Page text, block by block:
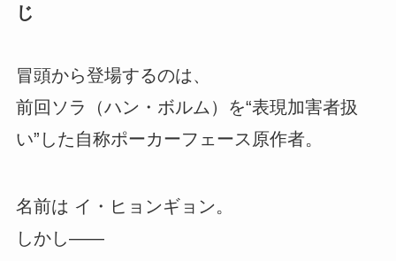
じ
冒頭から登場するのは、
前回ソラ（ハン・ボルム）を“表現加害者扱
い”した自称ポーカーフェース原作者。
名前は イ・ヒョンギョン。
しかし――